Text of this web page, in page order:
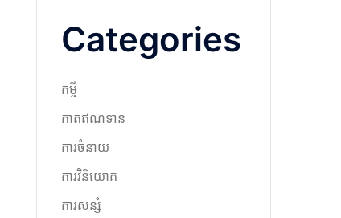
Categories
កម្ចី
កាតឥណទាន
ការចំនាយ
ការវិនិយោគ
ការសន្សំ